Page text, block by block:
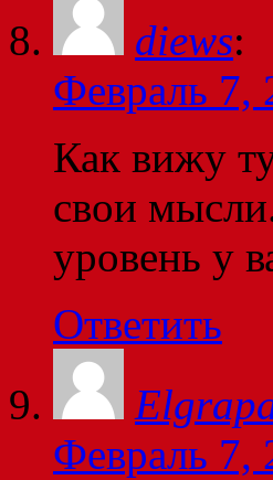
diews:
Февраль 7,
Как вижу
свои
уровень у
Ответить
Февраль 7,